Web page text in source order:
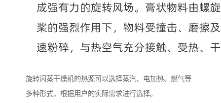
旋转闪蒸干燥机的热源可以选择蒸汽、电加热、燃气等
多种形式，根据用户的实际需求进行选择。